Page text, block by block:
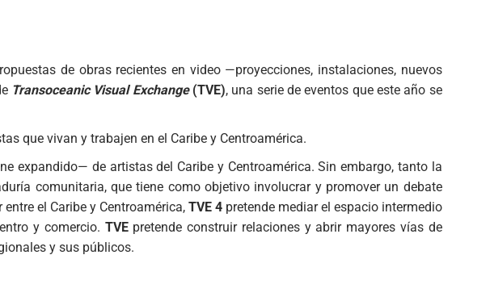
de obras recientes en video —proyecciones, instalaciones, nuevos
Transoceanic Visual Exchange(TVE), una serie de eventos que este año se
que vivan y trabajen en el Caribe y Centroamérica.
expandido— de artistas del Caribe y Centroamérica. Sin embargo, tanto la
comunitaria, que tiene como objetivo involucrar y promover un debate
entre el Caribe y Centroamérica, TVE 4pretende mediar el espacio intermedio
y comercio. TVEpretende construir relaciones y abrir mayores vías de
y sus públicos.